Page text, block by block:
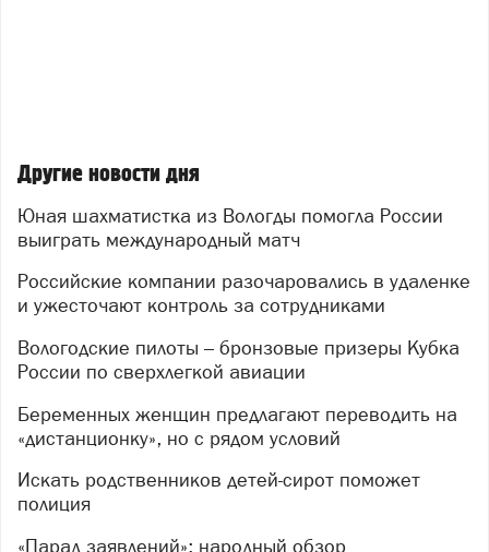
Другие новости дня
Юная шахматистка из Вологды помогла России
выиграть международный матч
Российские компании разочаровались в удаленке
и ужесточают контроль за сотрудниками
Вологодские пилоты – бронзовые призеры Кубка
России по сверхлегкой авиации
Беременных женщин предлагают переводить на
«дистанционку», но с рядом условий
Искать родственников детей-сирот поможет
полиция
«Парад заявлений»: народный обзор